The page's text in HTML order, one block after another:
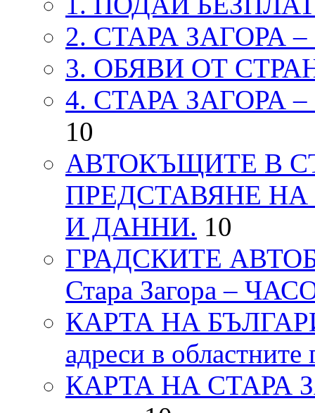
2. СТАРА ЗАГОРА
3. ОБЯВИ ОТ
4. СТАРА ЗАГОРА
10
АВТОКЪЩИТЕ В
ПРЕДСТАВЯНЕ
И ДАННИ. 10
ГРАДСКИТЕ
Стара Загора –
КАРТА НА
адреси в областните
КАРТА НА СТАРА